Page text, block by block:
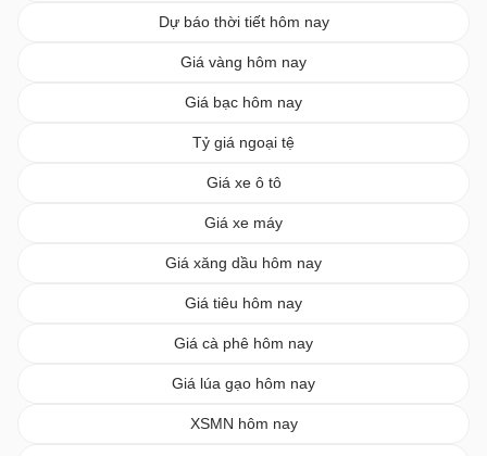
Dự báo thời tiết hôm nay
Giá vàng hôm nay
Giá bạc hôm nay
Tỷ giá ngoại tệ
Giá xe ô tô
Giá xe máy
Giá xăng dầu hôm nay
Giá tiêu hôm nay
Giá cà phê hôm nay
Giá lúa gạo hôm nay
XSMN hôm nay